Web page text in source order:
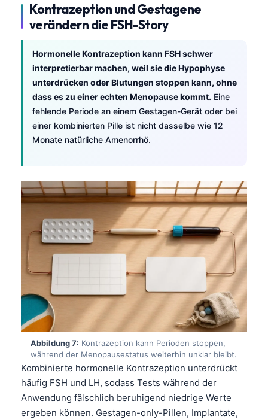
Kontrazeption und Gestagene
verändern die FSH-Story
Hormonelle Kontrazeption kann FSH schwer
interpretierbar machen, weil sie die Hypophyse
unterdrücken oder Blutungen stoppen kann, ohne
dass es zu einer echten Menopause kommt. Eine
fehlende Periode an einem Gestagen-Gerät oder bei
einer kombinierten Pille ist nicht dasselbe wie 12
Monate natürliche Amenorrhö.
Abbildung 7: Kontrazeption kann Perioden stoppen,
während der Menopausestatus weiterhin unklar bleibt.
Kombinierte hormonelle Kontrazeption unterdrückt
häufig FSH und LH, sodass Tests während der
Anwendung fälschlich beruhigend niedrige Werte
ergeben können. Gestagen-only-Pillen, Implantate,
Lietuvių kalba
Polski
한국어
Slovenščina
Magyar
Shqip
বাংলা
اردو
मराठी
తెలుగు
ગુજરાતી
Bahasa Melayu
Tiếng Việt
ไทย
ဗမာစာ
ភាសាខ្មែរ
Kiswahili